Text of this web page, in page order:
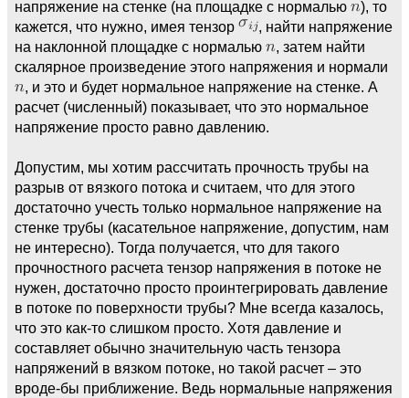
напряжение на стенке (на площадке с нормалью
), то
кажется, что нужно, имея тензор
, найти напряжение
на наклонной площадке с нормалью
, затем найти
скалярное произведение этого напряжения и нормали
, и это и будет нормальное напряжение на стенке. А
расчет (численный) показывает, что это нормальное
напряжение просто равно давлению.
Допустим, мы хотим рассчитать прочность трубы на
разрыв от вязкого потока и считаем, что для этого
достаточно учесть только нормальное напряжение на
стенке трубы (касательное напряжение, допустим, нам
не интересно). Тогда получается, что для такого
прочностного расчета тензор напряжения в потоке не
нужен, достаточно просто проинтегрировать давление
в потоке по поверхности трубы? Мне всегда казалось,
что это как-то слишком просто. Хотя давление и
составляет обычно значительную часть тензора
напряжений в вязком потоке, но такой расчет – это
вроде-бы приближение. Ведь нормальные напряжения